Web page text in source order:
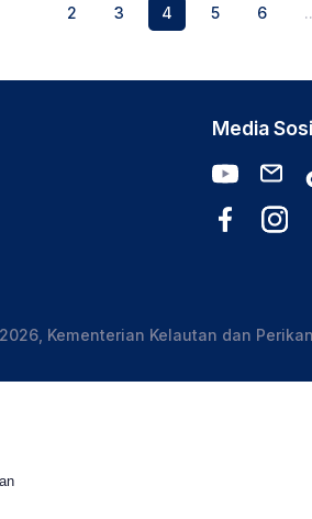
2 3 4 5 6
Media
Kementerian Kelautan dan